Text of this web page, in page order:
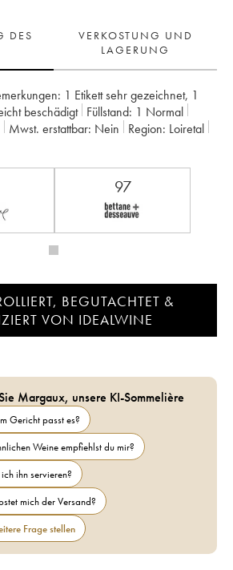
DES
VERKOSTUNG UND
LAGERUNG
1 Etikett sehr gezeichnet, 1
beschädigt Füllstand: 1 Normal
Mwst. erstattbar: nein Region: Loiretal
97
BEGUTACHTET &
VON IDEALWINE
Margaux, unsere KI-Sommelière
Gericht passt es?
Weine empfiehlst du mir?
ihn servieren?
mich der Versand?
Frage stellen